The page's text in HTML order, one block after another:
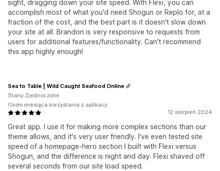
sight, dragging down your site speed. With Flexi, you can
accomplish most of what you'd need Shogun or Replo for, at a
fraction of the cost, and the best part is it doesn't slow down
your site at all. Brandon is very responsive to requests from
users for additional features/functionality. Can't recommend
this app highly enough!
12 sierpień 2024
Great app. I use it for making more complex sections than our
theme allows, and it's very user friendly. I've even tested site
speed of a homepage-hero section I built with Flexi versus
Shogun, and the difference is night and day. Flexi shaved off
several seconds from our site load speed.
Sea to Table | Wild Caught Seafood Online
Stany Zjednoczone
Około miesiąca korzystania z aplikacji